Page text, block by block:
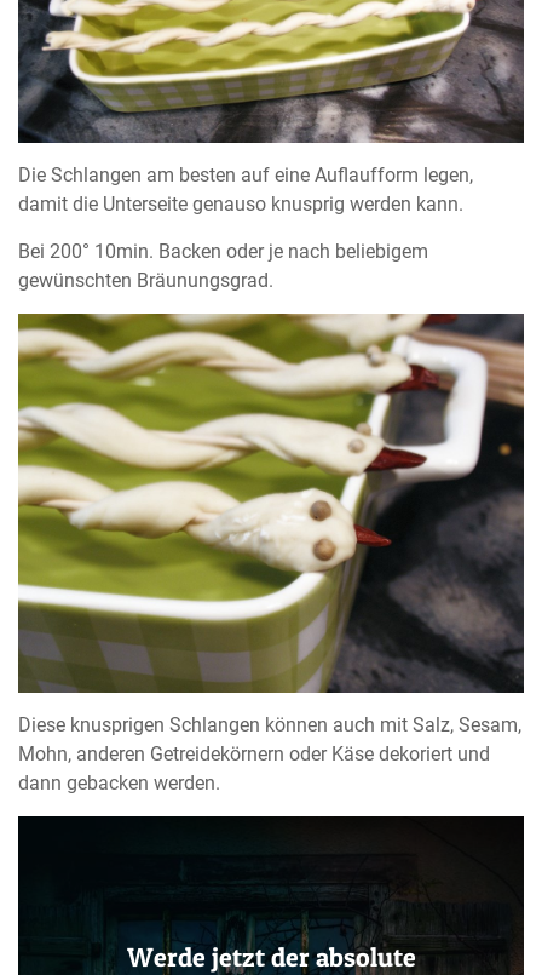
Die Schlangen am besten auf eine Auflaufform legen,
damit die Unterseite genauso knusprig werden kann.
Bei 200° 10min. Backen oder je nach beliebigem
gewünschten Bräunungsgrad.
Diese knusprigen Schlangen können auch mit Salz, Sesam,
Mohn, anderen Getreidekörnern oder Käse dekoriert und
dann gebacken werden.
Werde jetzt der absolute